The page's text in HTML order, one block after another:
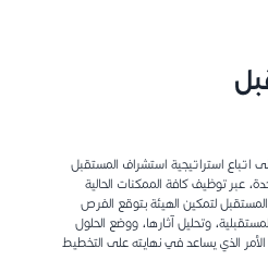
اتباع استراتيجية استشراف المستقبل
عبر توظيف كافة الممكنات الحالية
لتمكين الهيئة بتوقع الفرص
وتحليل آثارها، ووضع الحلول
الأمر الذي يساعد في نهايته على التخطيط